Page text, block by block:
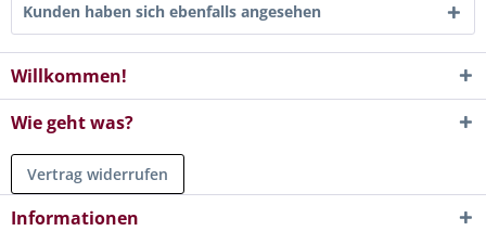
Kunden haben sich ebenfalls angesehen
Willkommen!
Wie geht was?
Vertrag widerrufen
Informationen